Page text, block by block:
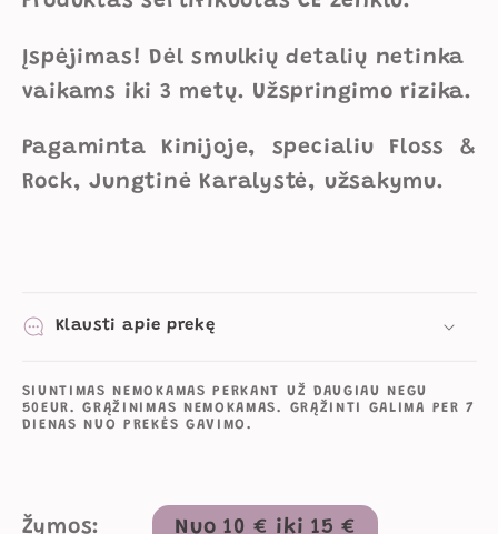
Įspėjimas! Dėl smulkių detalių netinka
vaikams iki 3 metų. Užspringimo rizika.
Pagaminta Kinijoje, specialiu Floss &
Rock, Jungtinė Karalystė, užsakymu.
Klausti apie prekę
SIUNTIMAS NEMOKAMAS PERKANT UŽ DAUGIAU NEGU
50EUR. GRĄŽINIMAS NEMOKAMAS. GRĄŽINTI GALIMA PER 7
DIENAS NUO PREKĖS GAVIMO.
Žymos: Nuo 10 € iki 15 €